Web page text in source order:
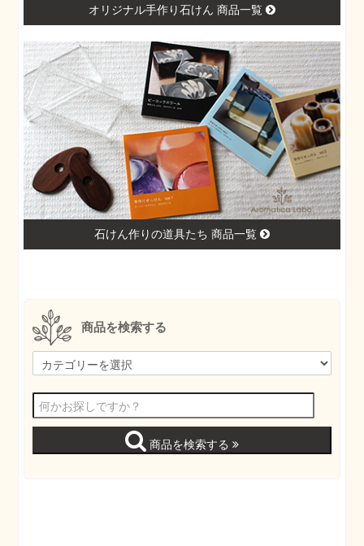
オリジナル手作り石けん 商品一覧
石けん作りの道具たち 商品一覧
商品を検索する
商品を検索する